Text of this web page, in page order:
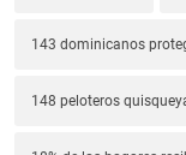
143 dominicanos
148 peloteros